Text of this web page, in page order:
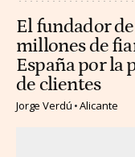
El fundador
millones de
España por la
de clientes
Jorge Verdú Alicante